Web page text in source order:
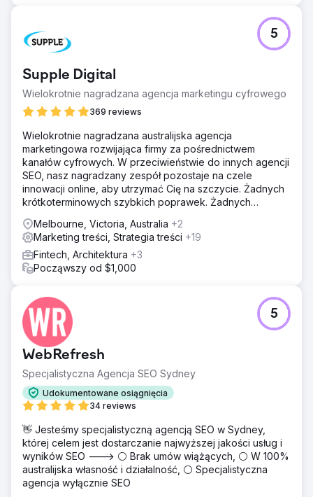
Supple Digital
Wielokrotnie nagradzana agencja marketingu cyfrowego
369 reviews
5
Wielokrotnie nagradzana australijska agencja
marketingowa rozwijająca firmy za pośrednictwem
kanałów cyfrowych. W przeciwieństwie do innych agencji
SEO, nasz nagradzany zespół pozostaje na czele
innowacji online, aby utrzymać Cię na szczycie. Żadnych
krótkoterminowych szybkich poprawek. Żadnych
Melbourne, Victoria, Australia +2
Marketing treści, Strategia treści +19
Fintech, Architektura +3
Począwszy od $1,000
WebRefresh
Specjalistyczna Agencja SEO Sydney
Udokumentowane osiągnięcia
34 reviews
5
👋 Jesteśmy specjalistyczną agencją SEO w Sydney,
której celem jest dostarczanie najwyższej jakości usług i
wyników SEO ---> ⚪ Brak umów wiążących, ⚪ W 100%
australijska własność i działalność, ⚪ Specjalistyczna
agencja wyłącznie SEO